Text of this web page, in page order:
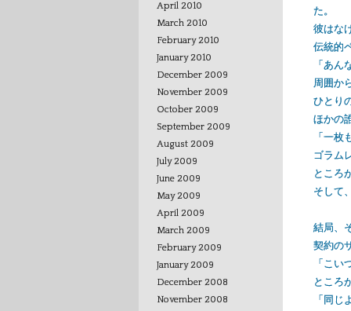
April 2010
March 2010
February 2010
January 2010
December 2009
November 2009
October 2009
September 2009
August 2009
July 2009
June 2009
May 2009
April 2009
March 2009
February 2009
January 2009
December 2008
November 2008
た。
彼はな
伝統的
「あ
周囲か
ひとり
ほかの
「一
ゴラム
ところ
そして
結局、
契約の
「こ
ところ
「同